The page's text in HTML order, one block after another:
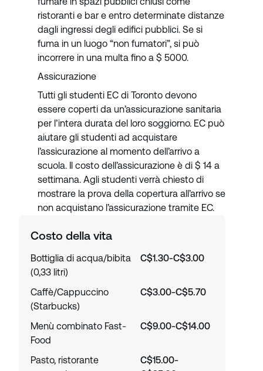
ristoranti e bar e entro determinate distanze
dagli ingressi degli edifici pubblici. Se si
fuma in un luogo “non fumatori”, si può
incorrere in una multa fino a $ 5000.
Assicurazione
Tutti gli studenti EC di Toronto devono
essere coperti da un’assicurazione sanitaria
per l’intera durata del loro soggiorno. EC può
aiutare gli studenti ad acquistare
l’assicurazione al momento dell’arrivo a
scuola. Il costo dell’assicurazione è di $ 14 a
settimana. Agli studenti verrà chiesto di
mostrare la prova della copertura all’arrivo se
non acquistano l’assicurazione tramite EC.
Costo della vita
Bottiglia di acqua/bibita
(0,33 litri)
C$1.30-C$3.00
Caffè/Cappuccino
(Starbucks)
C$3.00-C$5.70
Menù combinato Fast-
Food
C$9.00-C$14.00
Pasto, ristorante
C$15.00-